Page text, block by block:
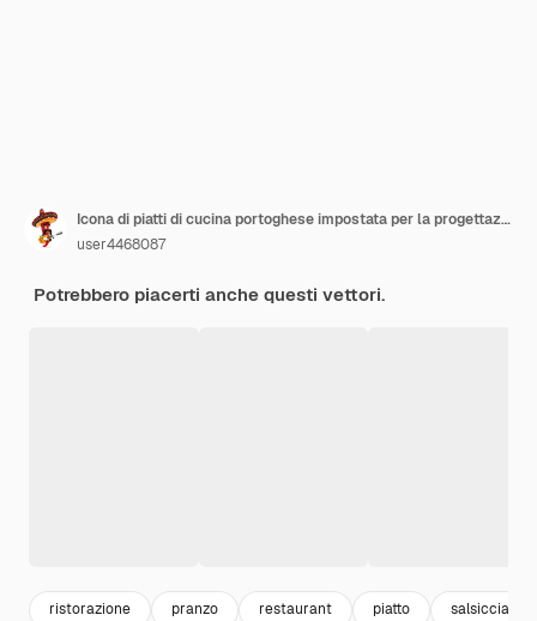
Icona di piatti di cucina portoghese impostata per la progettazione di menu
user4468087
Potrebbero piacerti anche questi vettori.
ristorazione pranzo restaurant piatto salsiccia